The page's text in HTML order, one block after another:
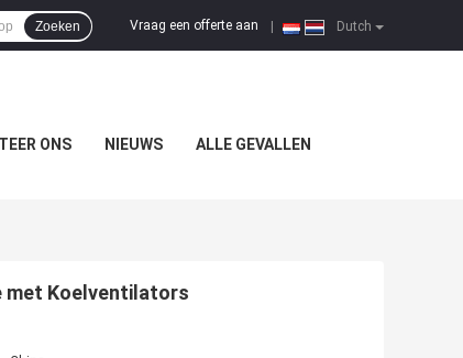
Dutch
Vraag een offerte aan
Zoeken
ONS NIEUWS ALLE GEVALLEN
met Koelventilators